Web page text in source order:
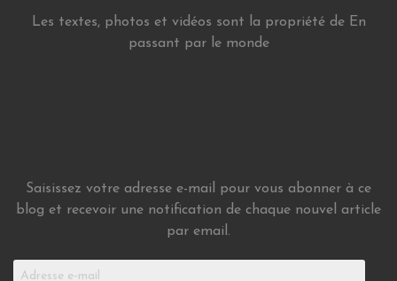
Les textes, photos et vidéos sont la propriété de En
passant par le monde
Saisissez votre adresse e-mail pour vous abonner à ce
blog et recevoir une notification de chaque nouvel article
par email.
Adresse